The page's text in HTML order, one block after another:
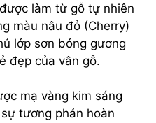
làm từ gỗ tự nhiên
màu nâu đỏ (Cherry)
lớp sơn bóng gương
đẹp của vân gỗ.
mạ vàng kim sáng
tương phản hoàn